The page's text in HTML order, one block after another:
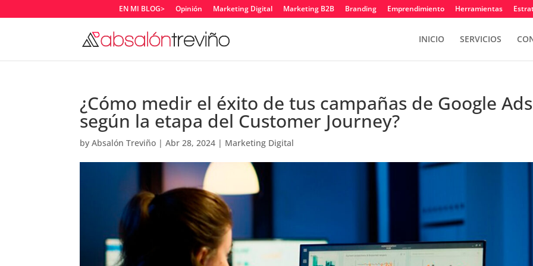
EN MI BLOG> Opinión Marketing Digital Marketing B2B Branding Emprendimiento Herramientas
INICIO SERVICIOS
¿Cómo medir el éxito de tus campañas de Google Ads
según la etapa del Customer Journey?
byAbsalón Treviño |Abr 28, 2024 | Marketing Digital